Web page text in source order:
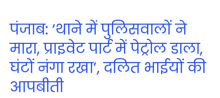
पंजाब: ‘थाने में पुलिसवालों ने
मारा, प्राइवेट पार्ट में पेट्रोल डाला,
घंटों नंगा रखा’, दलित भाईयों की
आपबीती